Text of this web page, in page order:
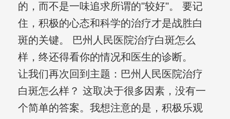
的，而不是一味追求所谓的"较好"。 要记
住，积极的心态和科学的治疗才是战胜白
斑的关键。 巴州人民医院治疗白斑怎么
样，终还得看你的情况和医生的诊断。
让我们再次回到主题：巴州人民医院治疗
白斑怎么样？ 这取决于很多因素，没有一
个简单的答案。我想注意的是，积极乐观